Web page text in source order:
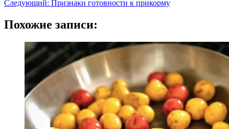
Следующий: Признаки готовности к прикорму
Похожие записи: